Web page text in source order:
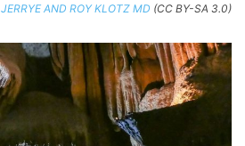
JERRYE AND ROY KLOTZ MD (CC BY-SA 3.0)